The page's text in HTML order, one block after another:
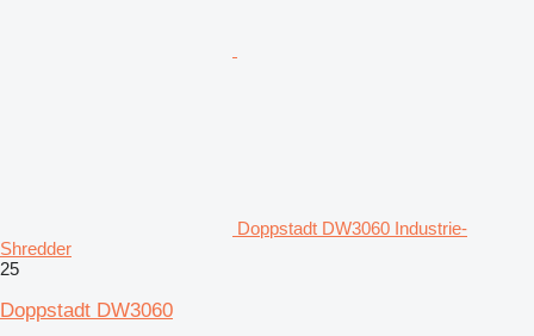
Doppstadt DW3060 Industrie-
Shredder
25
Doppstadt DW3060